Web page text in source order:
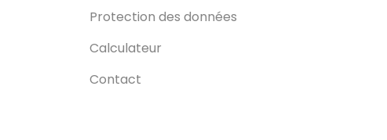
Protection des données
Calculateur
Contact